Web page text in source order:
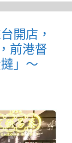
開店，
前港督
」～